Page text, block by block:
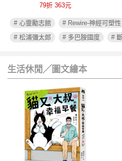
球超過250萬筆研究數據，心理學
79折 363元
# 心靈勵志館 # Rewire-神經可塑性
# 松浦彌太郎
# 多巴胺國度 #
生活休閒╱圖文繪本